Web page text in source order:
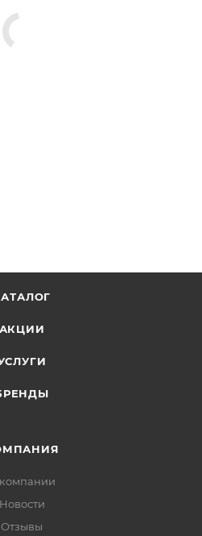
почту России. Когда
вы можете
заказа. Один заказ может
10 позиций и его стоимость
100 000 р.
АКЦИИ
Новости
Отзывы